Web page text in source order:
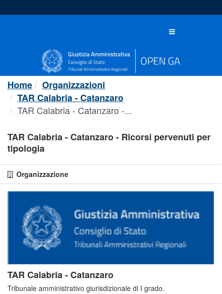
al
Toggle
Home
Organizzazioni
TAR Calabria - Catanzaro
TAR Calabria - Catanzaro -...
TAR Calabria - Catanzaro - Ricorsi pervenuti per
tipologia
Organizzazione
TAR Calabria - Catanzaro
Tribunale amministrativo giurisdizionale di I grado.